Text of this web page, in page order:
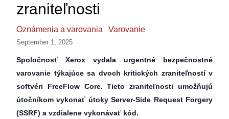
zraniteľnosti
Oznámenia a varovania Varovanie
September 1, 2025
Spoločnosť Xerox vydala urgentné bezpečnostné
varovanie týkajúce sa dvoch kritických zraniteľností v
softvéri FreeFlow Core. Tieto zraniteľnosti umožňujú
útočníkom vykonať útoky Server-Side Request Forgery
(SSRF) a vzdialene vykonávať kód.